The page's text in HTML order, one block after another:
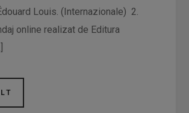
Louis. (Internazionale) 2.
online realizat de Editura